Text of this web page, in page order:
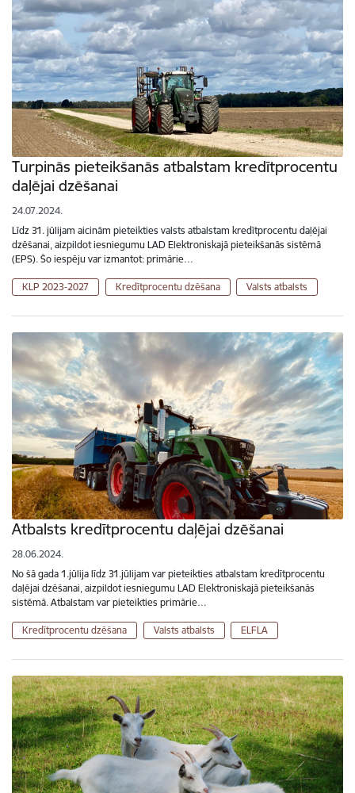
Turpinās pieteikšanās atbalstam kredītprocentu
daļējai dzēšanai
24.07.2024.
Līdz 31. jūlijam aicinām pieteikties valsts atbalstam kredītprocentu daļējai
dzēšanai, aizpildot iesniegumu LAD Elektroniskajā pieteikšanās sistēmā
(EPS). Šo iespēju var izmantot: primārie…
KLP 2023-2027 Kredītprocentu dzēšana Valsts atbalsts
Atbalsts kredītprocentu daļējai dzēšanai
28.06.2024.
No šā gada 1.jūlija līdz 31.jūlijam var pieteikties atbalstam kredītprocentu
daļējai dzēšanai, aizpildot iesniegumu LAD Elektroniskajā pieteikšanās
sistēmā. Atbalstam var pieteikties primārie…
Kredītprocentu dzēšana Valsts atbalsts ELFLA